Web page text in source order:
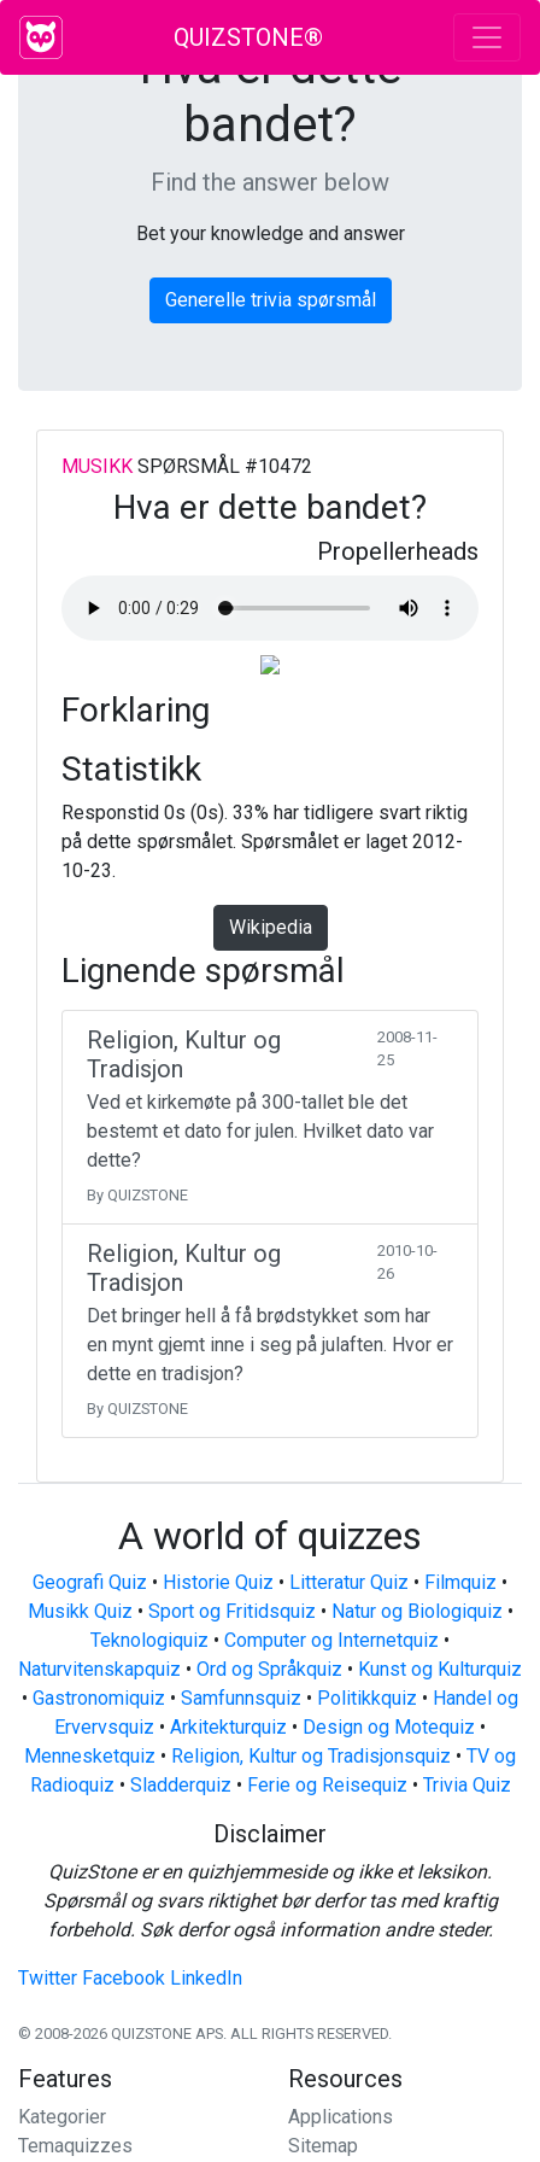
QUIZSTONE®
Hva er dette
bandet?
Find the answer below
Bet your knowledge and answer
Generelle trivia spørsmål
MUSIKK SPØRSMÅL #10472
Hva er dette bandet?
Propellerheads
Forklaring
Statistikk
Responstid 0s (0s). 33% har tidligere svart riktig
på dette spørsmålet. Spørsmålet er laget 2012-
10-23.
Wikipedia
Lignende spørsmål
Religion, Kultur og
Tradisjon
2008-11-
25
Ved et kirkemøte på 300-tallet ble det
bestemt et dato for julen. Hvilket dato var
dette?
By QUIZSTONE
Religion, Kultur og
Tradisjon
2010-10-
26
Det bringer hell å få brødstykket som har
en mynt gjemt inne i seg på julaften. Hvor er
dette en tradisjon?
By QUIZSTONE
A world of quizzes
Geografi Quiz • Historie Quiz • Litteratur Quiz • Filmquiz •
Musikk Quiz • Sport og Fritidsquiz • Natur og Biologiquiz •
Teknologiquiz • Computer og Internetquiz •
Naturvitenskapquiz • Ord og Språkquiz • Kunst og Kulturquiz
• Gastronomiquiz • Samfunnsquiz • Politikkquiz • Handel og
Ervervsquiz • Arkitekturquiz • Design og Motequiz •
Mennesketquiz • Religion, Kultur og Tradisjonsquiz • TV og
Radioquiz • Sladderquiz • Ferie og Reisequiz • Trivia Quiz
Disclaimer
QuizStone er en quizhjemmeside og ikke et leksikon.
Spørsmål og svars riktighet bør derfor tas med kraftig
forbehold. Søk derfor også information andre steder.
Twitter Facebook LinkedIn
© 2008-2026 QUIZSTONE APS. ALL RIGHTS RESERVED.
Features
Kategorier
Temaquizzes
Resources
Applications
Sitemap